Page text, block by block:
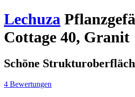
Lechuza
Cottage 40, Granit
Schöne
4 Bewertungen